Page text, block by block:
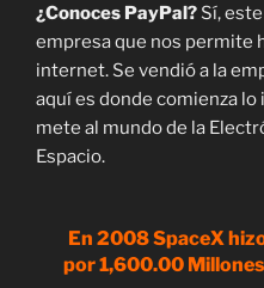
¿Conoces PayPal? Sí,
empresa que nos permite
internet. Se vendió a la
aquí es donde comienza
mete al mundo de la
Espacio.
En 2008 SpaceX
por 1,600.00